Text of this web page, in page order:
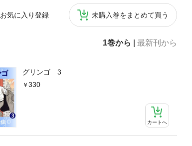
お気に入り登録 未購入巻をまとめて買う
1巻から 最新刊から
グリンゴ 3
330
カートへ